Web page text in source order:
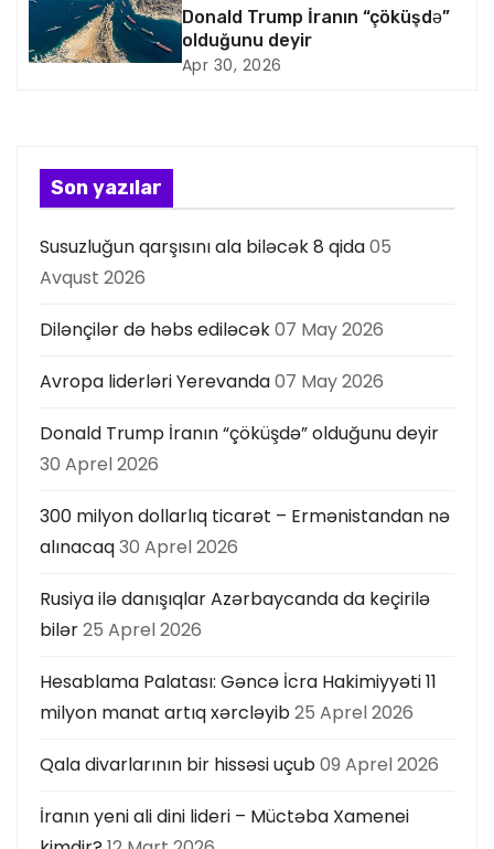
s
a
ı
Donald Trump İranın “çöküşdə”
olduğunu deyir
Apr 30, 2026
Son yazılar
Susuzluğun qarşısını ala biləcək 8 qida05
Avqust 2026
Dilənçilər də həbs ediləcək07 May 2026
Avropa liderləri Yerevanda07 May 2026
Donald Trump İranın “çöküşdə” olduğunu deyir
30 Aprel 2026
300 milyon dollarlıq ticarət – Ermənistandan nə
alınacaq30 Aprel 2026
Rusiya ilə danışıqlar Azərbaycanda da keçirilə
bilər25 Aprel 2026
Hesablama Palatası: Gəncə İcra Hakimiyyəti 11
milyon manat artıq xərcləyib25 Aprel 2026
Qala divarlarının bir hissəsi uçub09 Aprel 2026
İranın yeni ali dini lideri – Müctəba Xamenei